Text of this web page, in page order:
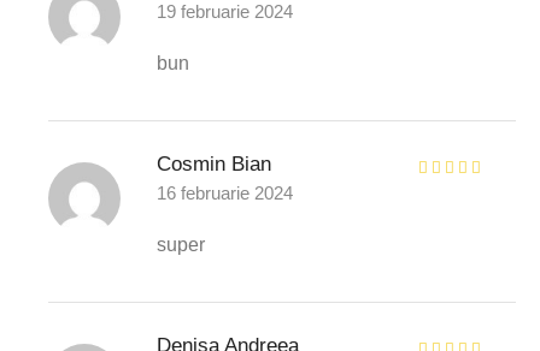
19 februarie 2024
bun
Cosmin Bian
16 februarie 2024
super
Denisa Andreea